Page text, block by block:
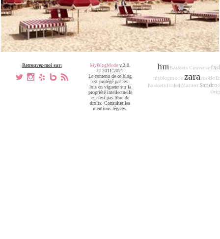
Retrouvez-moi sur:
a x h V ,
hmBaskets Converse
myblogmodezaramode
Baskets Isabel Marant Sandro
MyBlogModev.2.0.
© 2011-2021
Le contenu de ce blog
est protégé par les
lois en vigueur sur la
propriété intellectuelle
et n'est pas libre de
droits. Consulter les
mentions légales.